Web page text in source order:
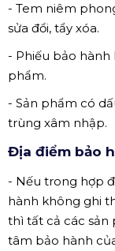
- Tem niêm
sửa đổi, tẩy xóa.
- Phiếu bảo hành
phẩm.
- Sản phẩm có
trùng xâm nhập.
Địa điểm bảo
- Nếu trong hợp
hành không ghi
thì tất cả các sản
tâm bảo hành